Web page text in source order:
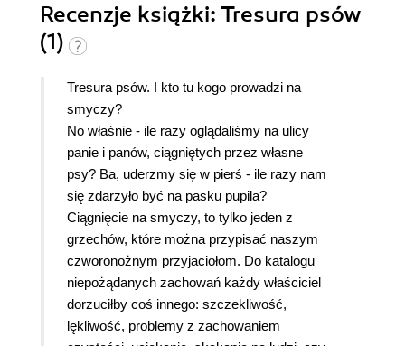
Recenzje książki: Tresura psów
(1)
Tresura psów. I kto tu kogo prowadzi na
smyczy?
No właśnie - ile razy oglądaliśmy na ulicy
panie i panów, ciągniętych przez własne
psy? Ba, uderzmy się w pierś - ile razy nam
się zdarzyło być na pasku pupila?
Ciągnięcie na smyczy, to tylko jeden z
grzechów, które można przypisać naszym
czworonożnym przyjaciołom. Do katalogu
niepożądanych zachowań każdy właściciel
dorzuciłby coś innego: szczekliwość,
lękliwość, problemy z zachowaniem